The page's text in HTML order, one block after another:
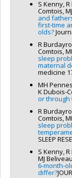
S Kenny,
Comtois, MJ
and
first‐time
olds?
R
Comtois,
sleep
maternal
medicine
MH
K Dubois-
or through
R
Comtois,
sleep
SLEEP
S Kenny,
MJ
6-month-
differ?